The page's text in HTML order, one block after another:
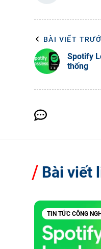
BÀI VIẾT
Spotify
thống
Bài viết
TIN TỨC CÔNG